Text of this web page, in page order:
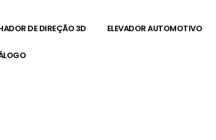
DE DIREÇÃO 3D ELEVADOR AUTOMOTIVO